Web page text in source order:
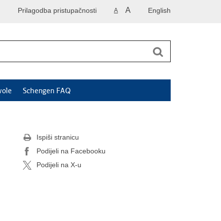
English
A A
Prilagodba pristupačnosti
Schengen FAQ
Ispiši stranicu
Podijeli na Facebooku
Podijeli na X-u